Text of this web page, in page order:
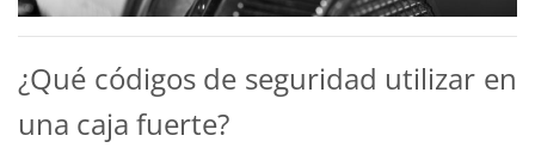
¿Qué códigos de seguridad utilizar en
una caja fuerte?